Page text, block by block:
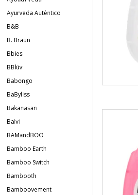
Ayurveda Auténtico
B&B
B. Braun
Bbies
BBlüv
Babongo
BaByliss
Bakanasan
Balvi
BAMandBOO
Bamboo Earth
Bamboo Switch
Bambooth
Bamboovement